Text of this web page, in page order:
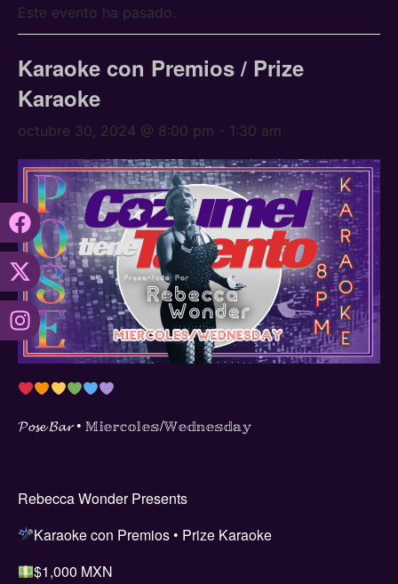
Este evento ha pasado.
Karaoke con Premios / Prize
Karaoke
octubre 30, 2024 @ 8:00 pm - 1:30 am
𝓟𝓸𝓼𝓮 𝓑𝓪𝓻 • 𝕄𝕚𝕖𝕣𝕔𝕠𝕝𝕖𝕤/𝕎𝕖𝕕𝕟𝕖𝕤𝕕𝕒𝕪
Rebecca Wonder Presents
Karaoke con Premios • Prize Karaoke
$1,000 MXN